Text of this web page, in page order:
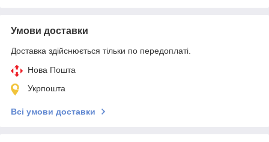
Умови доставки
Доставка здійснюється тільки по передоплаті.
Нова Пошта
Укрпошта
Всі умови доставки